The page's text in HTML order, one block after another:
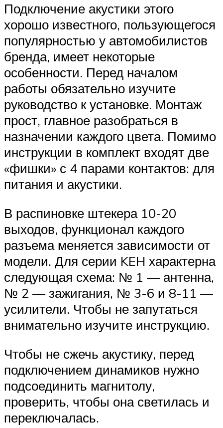
Подключение акустики этого
хорошо известного, пользующегося
популярностью у автомобилистов
бренда, имеет некоторые
особенности. Перед началом
работы обязательно изучите
руководство к установке. Монтаж
прост, главное разобраться в
назначении каждого цвета. Помимо
инструкции в комплект входят две
«фишки» с 4 парами контактов: для
питания и акустики.
В распиновке штекера 10-20
выходов, функционал каждого
разъема меняется зависимости от
модели. Для серии KEH характерна
следующая схема: № 1 — антенна,
№ 2 — зажигания, № 3-6 и 8-11 —
усилители. Чтобы не запутаться
внимательно изучите инструкцию.
Чтобы не сжечь акустику, перед
подключением динамиков нужно
подсоединить магнитолу,
проверить, чтобы она светилась и
переключалась.